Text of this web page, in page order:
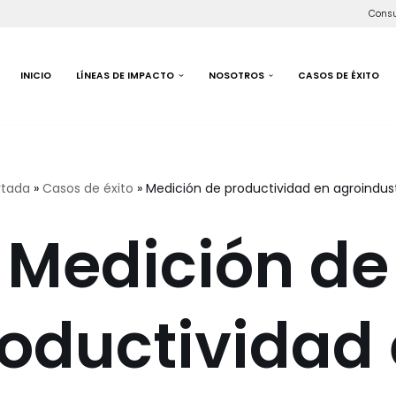
INICIO LÍNEAS DE IMPACTO NOSOTROS CASOS DE ÉXITO
» Casos de éxito » Medición de productividad en
Medición de